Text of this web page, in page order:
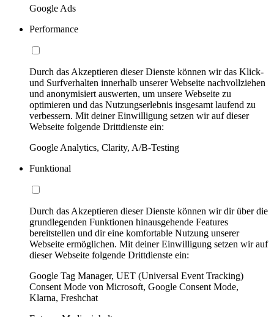
Google Ads
Performance
Durch das Akzeptieren dieser Dienste können wir das Klick-
und Surfverhalten innerhalb unserer Webseite nachvollziehen
und anonymisiert auswerten, um unsere Webseite zu
optimieren und das Nutzungserlebnis insgesamt laufend zu
verbessern. Mit deiner Einwilligung setzen wir auf dieser
Webseite folgende Drittdienste ein:
Google Analytics, Clarity, A/B-Testing
Funktional
Durch das Akzeptieren dieser Dienste können wir dir über die
grundlegenden Funktionen hinausgehende Features
bereitstellen und dir eine komfortable Nutzung unserer
Webseite ermöglichen. Mit deiner Einwilligung setzen wir auf
dieser Webseite folgende Drittdienste ein:
Google Tag Manager, UET (Universal Event Tracking)
Consent Mode von Microsoft, Google Consent Mode,
Klarna, Freshchat